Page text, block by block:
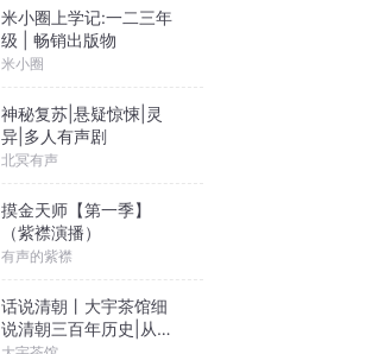
米小圈上学记:一二三年
级 | 畅销出版物
米小圈
神秘复苏|悬疑惊悚|灵
异|多人有声剧
北冥有声
摸金天师【第一季】
（紫襟演播）
有声的紫襟
话说清朝丨大宇茶馆细
说清朝三百年历史|从努